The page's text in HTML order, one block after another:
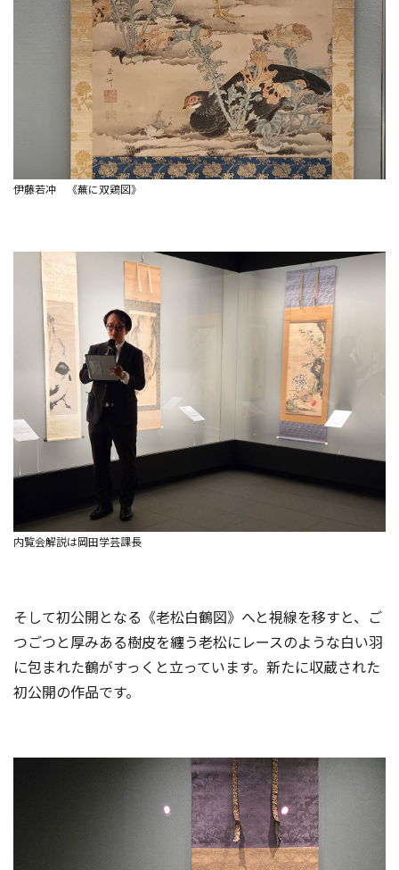
伊藤若冲 《蕪に双鶏図》
内覧会解説は岡田学芸課長
そして初公開となる《老松白鶴図》へと視線を移すと、ご
つごつと厚みある樹皮を纏う老松にレースのような白い羽
に包まれた鶴がすっくと立っています。新たに収蔵された
初公開の作品です。